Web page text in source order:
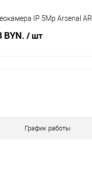
IP 5Mp Arsenal
BYN. / шт
График работы